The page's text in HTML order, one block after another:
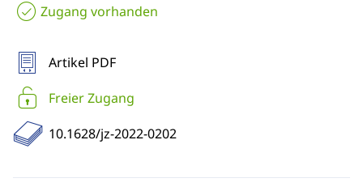
Zugang vorhanden
Artikel PDF
Freier Zugang
10.1628/jz-2022-0202